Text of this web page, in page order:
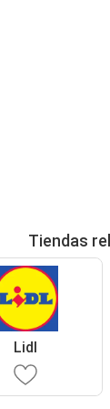
Tiendas
Lidl